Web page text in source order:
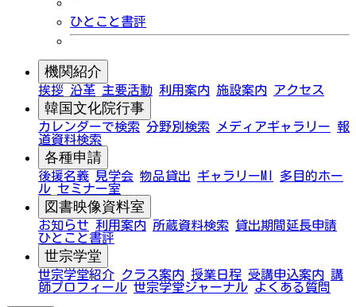
ひとこと書評
機関紹介
挨拶 沿革 主要活動 利用案内 施設案内 アクセス
韓国文化院行事
カレンダーで検索 分野別検索 メディアギャラリー 報
道資料検索
各種申請
後援名義 見学会 物品貸出 ギャラリーMI
多目的ホー
ル セミナー室
図書映像資料室
お知らせ 利用案内 所蔵資料検索
貸出期間延長申請
ひとこと書評
世宗学堂
世宗学堂紹介 クラス案内 授業日程 受講申込案内 講
師プロフィール 世宗学堂ジャーナル よくある質問